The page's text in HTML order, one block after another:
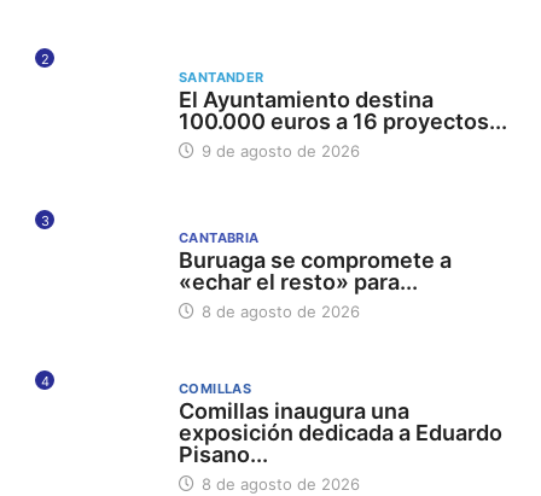
2
SANTANDER
El Ayuntamiento destina
100.000 euros a 16 proyectos...
9 de agosto de 2026
3
CANTABRIA
Buruaga se compromete a
«echar el resto» para...
8 de agosto de 2026
4 COMILLAS
Comillas inaugura una
exposición dedicada a Eduardo
Pisano...
8 de agosto de 2026